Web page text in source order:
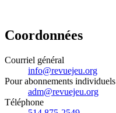
Coordonnées
Courriel général
info@revuejeu.org
Pour abonnements individuels
adm@revuejeu.org
Téléphone